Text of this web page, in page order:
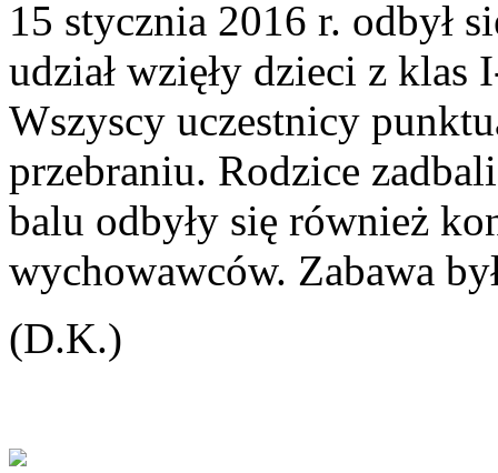
15 stycznia 2016 r. odbył
udział wzięły dzieci z klas
Wszyscy uczestnicy
przebraniu. Rodzice
balu odbyły się również
wychowawców. Zabawa
(D.K.)